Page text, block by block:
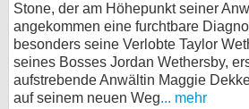
Stone, der am Höhepunkt seiner
angekommen eine furchtbare
besonders seine Verlobte Taylor
seines Bosses Jordan Wethersby,
aufstrebende Anwältin Maggie
auf seinem neuen Weg... mehr